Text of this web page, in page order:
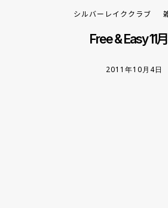
シルバーレイククラブ
Free & Easy 11
2011年10月4日